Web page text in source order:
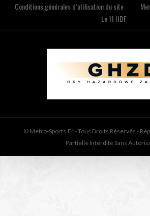
Conditions générales d’utilisation du site
Le 11 HDF
© Metro-Sports.fr - Tous Droits Réservés -
Partielle Interdite Sans